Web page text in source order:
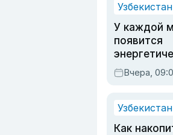
Узбекистан
У каждой
появится
паспорт
Вчера,
Узбекистан
Как